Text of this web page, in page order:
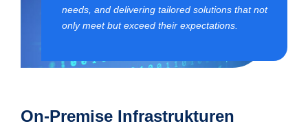
needs, and delivering tailored solutions that not
only meet but exceed their expectations.
On-Premise Infrastrukturen